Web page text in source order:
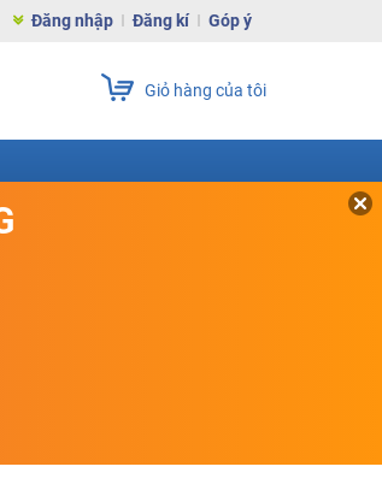
Đăng nhập Đăng kí Góp ý
Giỏ hàng của tôi